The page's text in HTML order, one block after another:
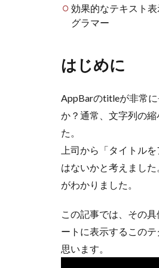
効果的なテキスト
グラマー
はじめに
AppBarのtitleが非常
か？通常、文字列の
た。
上司から「タイトル
はないかと考えまし
がわかりました。
この記事では、その
ートに表示するこの
思います。